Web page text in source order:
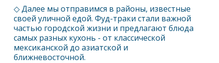
◇ Далее мы отправимся в районы, известные
своей уличной едой. Фуд-траки стали важной
частью городской жизни и предлагают блюда
самых разных кухонь - от классической
мексиканской до азиатской и
ближневосточной.